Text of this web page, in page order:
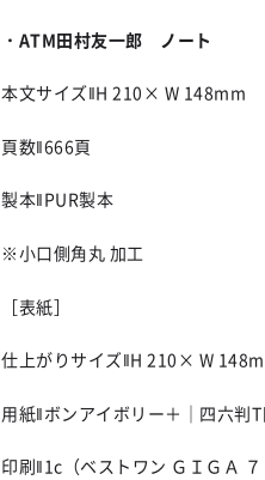
・ ATM田村友一郎 ノート
本文サイズ‖H 210× W 148mm
頁数‖666頁
製本‖PUR製本
※小口側角丸 加工
［表紙］
仕上がりサイズ‖H 210× W
用紙‖ボンアイボリー＋｜四六判
印刷‖1c（ベストワン ＧＩＧＡ